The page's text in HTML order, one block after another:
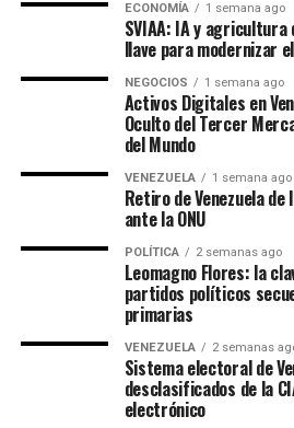
ECONOMÍA 1 semana ago
SVIAA: IA y
llave para modernizar
NEGOCIOS 1 semana ago
Activos Digitales en
Oculto del Tercer
del Mundo
VENEZUELA 1 semana ago
Retiro de Venezuela
ante la ONU
POLÍTICA 2 semanas ago
Leomagno Flores: la
partidos políticos
primarias
VENEZUELA 2 semanas
Sistema electoral de
desclasificados de la
electrónico